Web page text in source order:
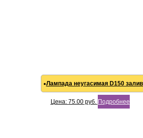
Лампада неугасимая D150
Цена: 75.00руб. Подробнее